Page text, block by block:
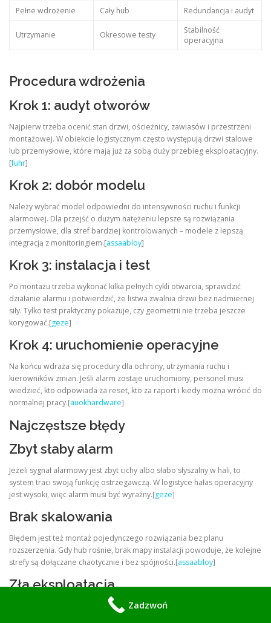
Pełne wdrożenie
Cały hub Redundancja i audyt
Utrzymanie Okresowe testy
Stabilność
operacyjna
Procedura wdrożenia
Krok 1: audyt otworów
Najpierw trzeba ocenić stan drzwi, ościeżnicy, zawiasów i przestrzeni
montażowej. W obiekcie logistycznym często występują drzwi stalowe
lub przemysłowe, które mają już za sobą duży przebieg eksploatacyjny.
[fuhr]
Krok 2: dobór modelu
Należy wybrać model odpowiedni do intensywności ruchu i funkcji
alarmowej. Dla przejść o dużym natężeniu lepsze są rozwiązania
przemysłowe, dla stref bardziej kontrolowanych – modele z lepszą
integracją z monitoringiem.[assaabloy]
Krok 3: instalacja i test
Po montażu trzeba wykonać kilka pełnych cykli otwarcia, sprawdzić
działanie alarmu i potwierdzić, że listwa zwalnia drzwi bez nadmiernej
siły. Tylko test praktyczny pokazuje, czy geometrii nie trzeba jeszcze
korygować.[geze]
Krok 4: uruchomienie operacyjne
Na końcu wdraża się procedury dla ochrony, utrzymania ruchu i
kierowników zmian. Jeśli alarm zostaje uruchomiony, personel musi
wiedzieć, kto odpowiada za reset, kto za raport i kiedy można wrócić do
normalnej pracy.[auokhardware]
Najczęstsze błędy
Zbyt słaby alarm
Jeżeli sygnał alarmowy jest zbyt cichy albo słabo słyszalny w hali, to
system traci swoją funkcję ostrzegawczą. W logistyce hałas operacyjny
jest wysoki, więc alarm musi być wyraźny.[geze]
Brak skalowania
Błędem jest też montaż pojedynczego rozwiązania bez planu
rozszerzenia. Gdy hub rośnie, brak mapy instalacji powoduje, że kolejne
strefy są dołączane chaotycznie i bez spójności.[assaabloy]
Zła eksploatacja
Częstym problemem jest traktowanie panic bar jako zwykłej klamki.
Zadzwoń